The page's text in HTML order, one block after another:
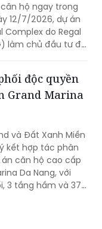
hộ ngay trong
12/7/2026, dự án
Complex do Regal
làm chủ đầu tư đã
độc quyền
Grand Marina
và Đất Xanh Miền
kết hợp tác phân
căn hộ cao cấp
Da Nang, với
3 tầng hầm và 379